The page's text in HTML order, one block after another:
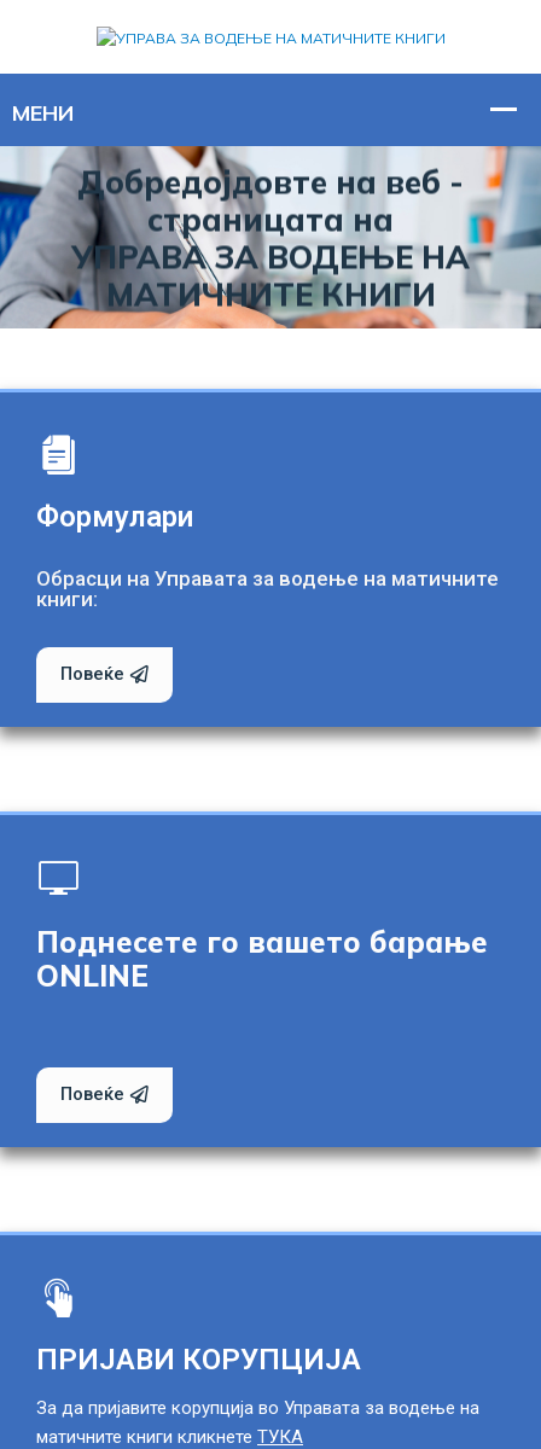
Добредојдовте на веб -
страницата на
УПРАВА ЗА ВОДЕЊЕ НА
МАТИЧНИТЕ КНИГИ
Формулари
Обрасци на Управата за водење на матичните
книги:
Повеќе
Поднесете го вашето барање
ONLINE
Повеќе
ПРИЈАВИ КОРУПЦИЈА
За да пријавите корупција во Управата за водење на
матичните книги кликнете ТУКА